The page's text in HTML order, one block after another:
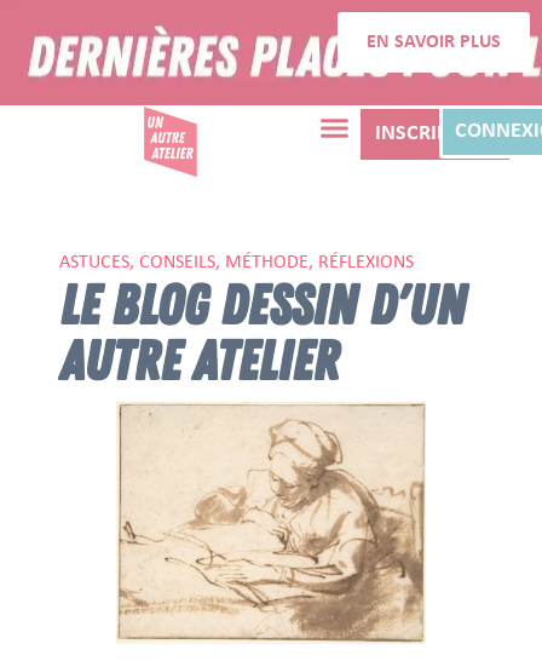
EN SAVOIR PLUS
INSCRIPTION
ASTUCES, CONSEILS, MÉTHODE, RÉFLEXIONS
LE BLOG DESSIN D'UN
AUTRE ATELIER